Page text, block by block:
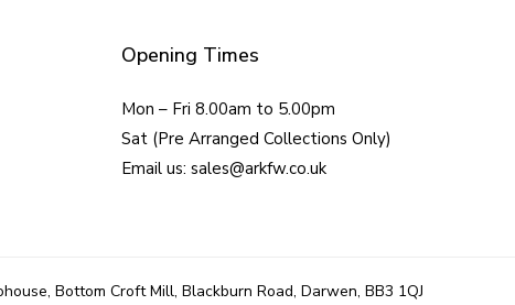
Opening Times
Mon – Fri 8.00am to 5.00pm
Sat (Pre Arranged Collections Only)
Email us: sales@arkfw.co.uk
Bottom Croft Mill, Blackburn Road, Darwen, BB3 1QJ